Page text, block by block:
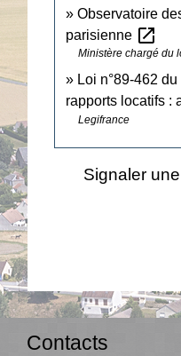
Observatoire
parisienne open_in_new
Ministère chargé du
Loi n°89-462
rapports locatifs :
Legifrance
Signaler
Contacts